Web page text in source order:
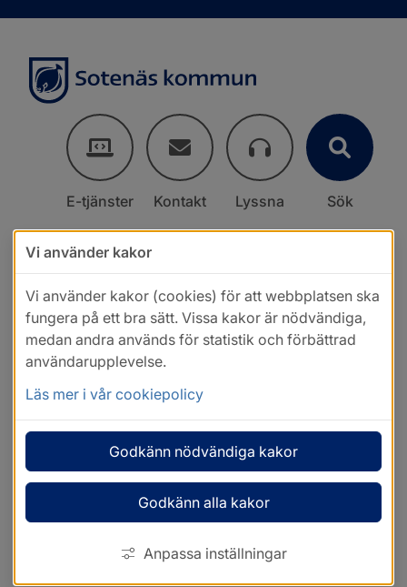
E-tjänster Kontakt Lyssna Sök
Vi använder kakor
Vi använder kakor (cookies) för att webbplatsen ska
fungera på ett bra sätt. Vissa kakor är nödvändiga,
medan andra används för statistik och förbättrad
användarupplevelse.
Läs mer i vår cookiepolicy
Godkänn nödvändiga kakor
Godkänn alla kakor
Anpassa inställningar